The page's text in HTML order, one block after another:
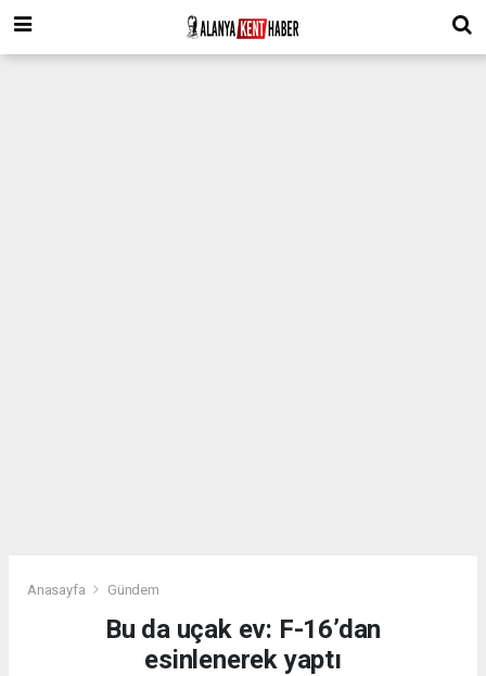
Anasayfa Gündem
Bu da uçak ev: F-16’dan
esinlenerek yaptı